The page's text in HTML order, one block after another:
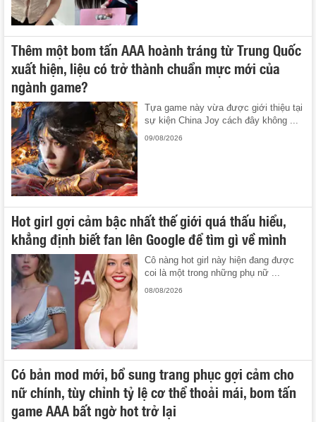
Thêm một bom tấn AAA hoành tráng từ Trung Quốc
xuất hiện, liệu có trở thành chuẩn mực mới của
ngành game?
Tựa game này vừa được giới thiệu tại
sự kiện China Joy cách đây không ...
09/08/2026
Hot girl gợi cảm bậc nhất thế giới quá thấu hiểu,
khẳng định biết fan lên Google để tìm gì về mình
Cô nàng hot girl này hiện đang được
coi là một trong những phụ nữ ...
08/08/2026
Có bản mod mới, bổ sung trang phục gợi cảm cho
nữ chính, tùy chỉnh tỷ lệ cơ thể thoải mái, bom tấn
game AAA bất ngờ hot trở lại